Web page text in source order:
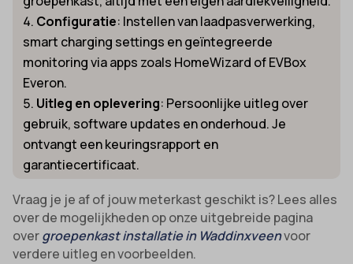
Configuratie: Instellen van laadpasverwerking,
smart charging settings en geïntegreerde
monitoring via apps zoals HomeWizard of EVBox
Everon.
Uitleg en oplevering: Persoonlijke uitleg over
gebruik, software updates en onderhoud. Je
ontvangt een keuringsrapport en
garantiecertificaat.
Vraag je je af of jouw meterkast geschikt is? Lees alles
over de mogelijkheden op onze uitgebreide pagina
overgroepenkast installatie in Waddinxveenvoor
verdere uitleg en voorbeelden.